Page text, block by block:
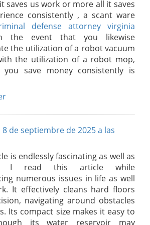
saves us work or more all it saves
consistently , a scant ware
defense attorney virginia
the event that you likewise
the utilization of a robot vacuum
the utilization of a robot mop,
save money consistently is
8 de septiembre de 2025 a las
is endlessly fascinating as well as
I read this article while
numerous issues in life as well
It effectively cleans hard floors
navigating around obstacles
Its compact size makes it easy to
its water reservoir may